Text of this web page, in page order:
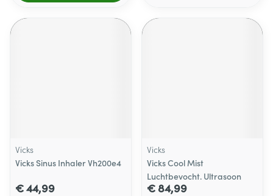
Vicks
Vicks Sinus Inhaler Vh200e4
€ 44,99
Vicks
Vicks Cool Mist
Luchtbevocht. Ultrasoon
€ 84,99